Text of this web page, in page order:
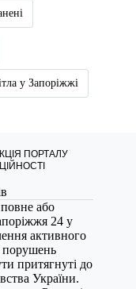
у Запоріжжі
ПОРТАЛУ
або
24 у
активного
порушень
притягнуті до
України.